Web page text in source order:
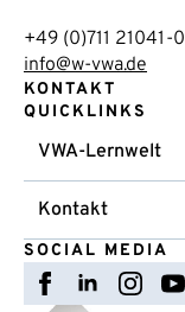
+49 (0)711 21041-0
info@w-vwa.de
KONTAKT
QUICKLINKS
VWA-Lernwelt
Kontakt
SOCIAL MEDIA